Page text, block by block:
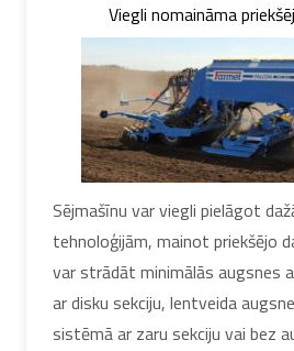
Viegli nomaināma
Sējmašīnu var viegli pielāgot
tehnoloģijām, mainot priekšējo
var strādāt minimālās augsnes
ar disku sekciju, lentveida
sistēmā ar zaru sekciju vai bez